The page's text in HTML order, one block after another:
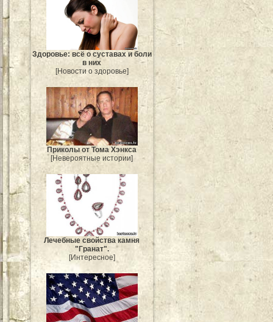
Здоровье: всё о суставах и боли
в них
[Новости о здоровье]
Приколы от Тома Хэнкса
[Невероятные истории]
Лечебные свойства камня
"Гранат".
[Интересное]